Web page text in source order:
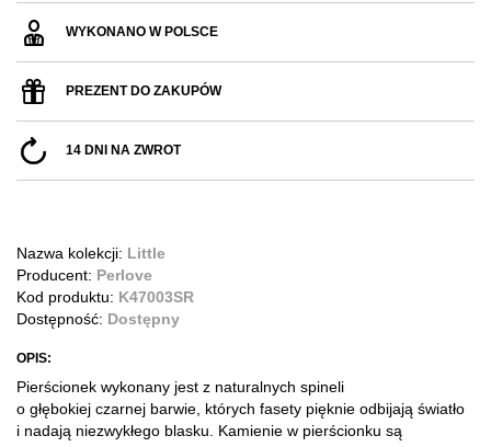
WYKONANO W POLSCE
PREZENT DO ZAKUPÓW
14 DNI NA ZWROT
Nazwa kolekcji: Little
Producent: Perlove
Kod produktu: K47003SR
Dostępność: Dostępny
OPIS:
Pierścionek wykonany jest z naturalnych spineli
o głębokiej czarnej barwie, których fasety pięknie odbijają światło
i nadają niezwykłego blasku. Kamienie w pierścionku są